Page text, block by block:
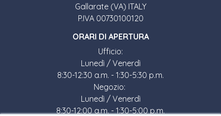
Gallarate (VA) ITALY
P.IVA 00730100120
ORARI DI APERTURA
Ufficio:
Lunedì / Venerdì
8:30-12:30 a.m. - 1:30-5:30 p.m.
Negozio:
Lunedì / Venerdì
8:30-12:00 a.m. - 1:30-5:00 p.m.